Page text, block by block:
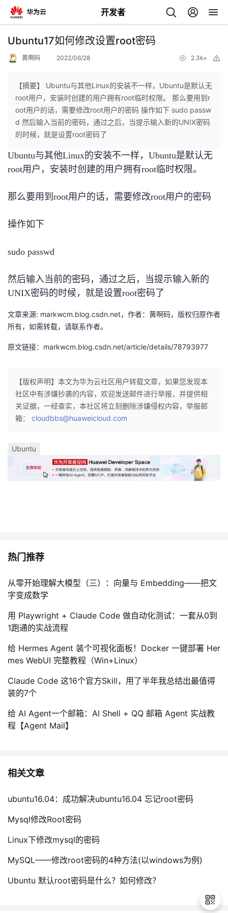
开发者
返
个
主
页
的
开
发
者
的
博
客
我
的
论
我
的
子
我
直
播
的
活
我
的
注
我
的
开
学
堂
我
课
程
的
认
我
的
验
我
收
我
的
我
持
我
的
术
支
我
云
声
议
Ubuntu17如何修改设置root密码
黄啊码 2022/06/28 2.3k+
【摘要】 Ubuntu与其他Linux的安装不一样，Ubuntu是默认无
root用户，安装时创建的用户拥有root临时权限。 那么要用到r
oot用户的话，需要修改root用户的密码 操作如下 sudo passw
d 然后输入当前的密码，通过之后，当提示输入新的UNIX密码
的时候，就是设置root密码了
Ubuntu与其他Linux的安装不一样，Ubuntu是默认无
root用户，安装时创建的用户拥有root临时权限。
那么要用到root用户的话，需要修改root用户的密码
操作如下
sudo passwd
然后输入当前的密码，通过之后，当提示输入新的
UNIX密码的时候，就是设置root密码了
文章来源: markwcm.blog.csdn.net，作者：黄啊码，版权归原作者
所有，如需转载，请联系作者。
原文链接：markwcm.blog.csdn.net/article/details/78793977
【版权声明】本文为华为云社区用户转载文章，如果您发现本
社区中有涉嫌抄袭的内容，欢迎发送邮件进行举报，并提供相
关证据，一经查实，本社区将立刻删除涉嫌侵权内容，举报邮
箱： cloudbbs@huaweicloud.com
Ubuntu
热门推荐
从零开始理解大模型（三）：向量与 Embedding——把文
字变成数学
用 Playwright + Claude Code 做自动化测试：一套从0到
1跑通的实战流程
给 Hermes Agent 装个可视化面板！Docker 一键部署 Her
mes WebUI 完整教程（Win+Linux）
Claude Code 这16个官方Skill，用了半年我总结出最值得
装的7个
给 AI Agent一个邮箱：AI Shell + QQ 邮箱 Agent 实战教
程【Agent Mail】
相关文章
ubuntu16.04：成功解决ubuntu16.04 忘记root密码
Mysql修改Root密码
Linux下修改mysql的密码
MySQL——修改root密码的4种方法(以windows为例)
Ubuntu 默认root密码是什么？如何修改？